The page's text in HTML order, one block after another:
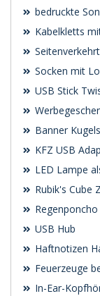
bedruckte
Kabelkletts
Socken mit
USB Stick
Banner
KFZ USB
LED Lampe
Rubik's Cube
USB Hub
Haftnotizen
Feuerzeuge
In-Ear-